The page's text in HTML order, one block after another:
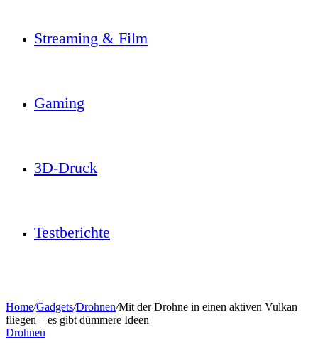
Streaming & Film
Gaming
3D-Druck
Testberichte
Home/Gadgets/Drohnen/Mit der Drohne in einen aktiven Vulkan
fliegen – es gibt dümmere Ideen
Drohnen